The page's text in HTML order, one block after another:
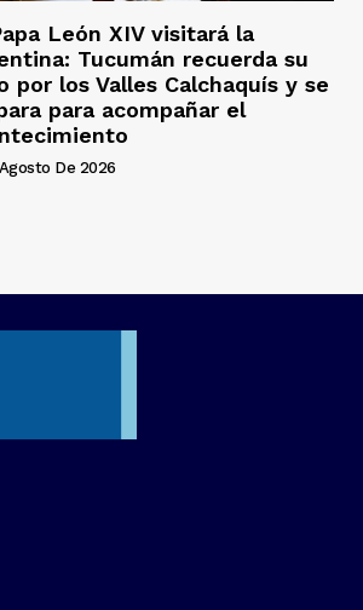
León XIV visitará la
Tucumán recuerda su
por los Valles Calchaquís y se
para acompañar el
De 2026